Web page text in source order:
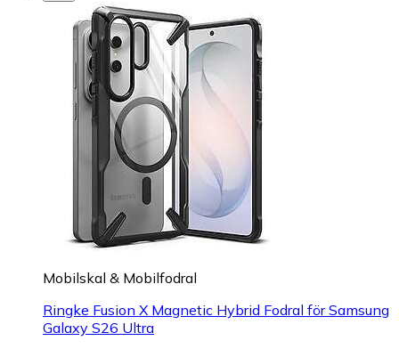
Mobilskal & Mobilfodral
Ringke Fusion X Magnetic Hybrid Fodral för Samsung
Galaxy S26 Ultra